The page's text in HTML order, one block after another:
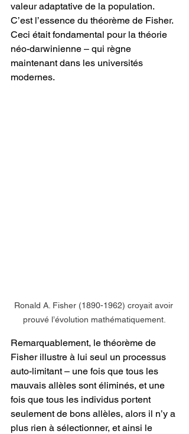
valeur adaptative de la population.
C’est l’essence du théorème de Fisher.
Ceci était fondamental pour la théorie
néo-darwinienne – qui règne
maintenant dans les universités
modernes.
Ronald A. Fisher (1890-1962) croyait avoir
prouvé l’évolution mathématiquement.
Remarquablement, le théorème de
Fisher illustre à lui seul un processus
auto-limitant – une fois que tous les
mauvais allèles sont éliminés, et une
fois que tous les individus portent
seulement de bons allèles, alors il n’y a
plus rien à sélectionner, et ainsi le